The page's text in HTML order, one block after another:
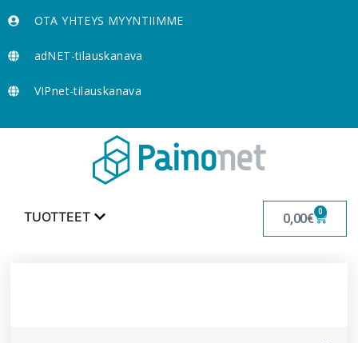
OTA YHTEYS MYYNTIIMME
adNET-tilauskanava
VIPnet-tilauskanava
TUOTTEET 0,00€ 0